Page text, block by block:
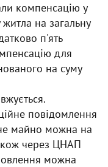
компенсацію у
житла на загальну
п'ять
для
на суму
повідомлення
майно можна на
через ЦНАП
можна